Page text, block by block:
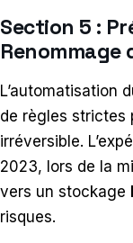
Section 5 :
Renommage
L’automatisation
de règles strictes
irréversible.
2023, lors de la
vers un stockage
risques.